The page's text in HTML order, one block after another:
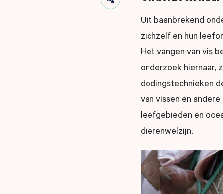
Uit baanbrekend
zichzelf en hun
Het vangen van vis
onderzoek hiernaar,
dodingstechnieken
van vissen en
leefgebieden en
dierenwelzijn.